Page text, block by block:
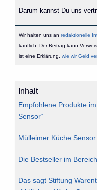
Darum kannst Du uns
Wir halten uns an redaktionelle
käuflich. Der Beitrag kann
ist eine Erklärung, wie wir Geld
Inhalt
Empfohlene Produkte
Sensor“
Mülleimer Küche
Die Bestseller im
Das sagt Stiftung